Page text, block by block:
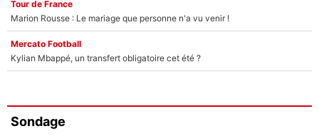
Tour de France
Marion Rousse : Le mariage que personne n'a vu venir !
Mercato Football
Kylian Mbappé, un transfert obligatoire cet été ?
Sondage